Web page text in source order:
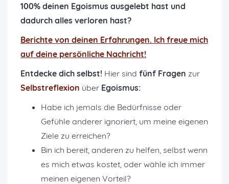
100% deinen Egoismus ausgelebt hast und
dadurch alles verloren hast?
Berichte von deinen Erfahrungen. Ich freue mich
auf deine persönliche Nachricht!
Entdecke dich selbst! Hier sind fünf Fragen zur
Selbstreflexion über Egoismus:
Habe ich jemals die Bedürfnisse oder
Gefühle anderer ignoriert, um meine eigenen
Ziele zu erreichen?
Bin ich bereit, anderen zu helfen, selbst wenn
es mich etwas kostet, oder wähle ich immer
meinen eigenen Vorteil?